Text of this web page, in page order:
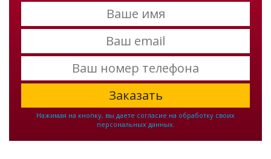
Нажимая на кнопку, вы даете согласие на обработку своих
персональных данных.